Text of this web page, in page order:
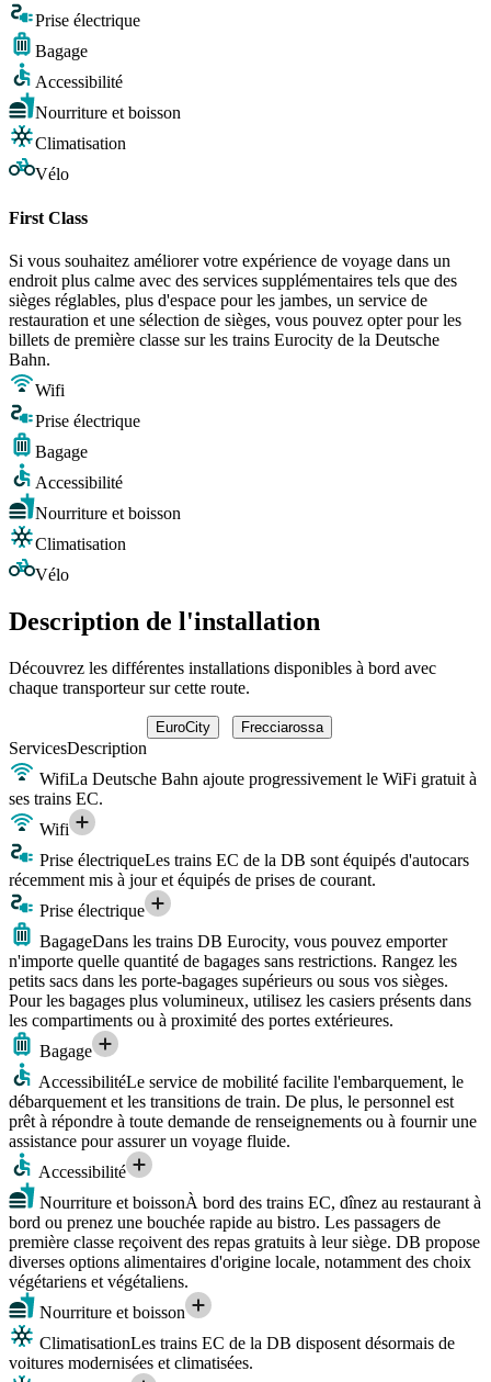
Prise électrique
Bagage
Accessibilité
Nourriture et boisson
Climatisation
Vélo
First Class
Si vous souhaitez améliorer votre expérience de voyage dans un
endroit plus calme avec des services supplémentaires tels que des
sièges réglables, plus d'espace pour les jambes, un service de
restauration et une sélection de sièges, vous pouvez opter pour les
billets de première classe sur les trains Eurocity de la Deutsche
Bahn.
Wifi
Prise électrique
Bagage
Accessibilité
Nourriture et boisson
Climatisation
Vélo
Description de l'installation
Découvrez les différentes installations disponibles à bord avec
chaque transporteur sur cette route.
EuroCity Frecciarossa
ServicesDescription
WifiLa Deutsche Bahn ajoute progressivement le WiFi gratuit à
ses trains EC.
Wifi
Prise électriqueLes trains EC de la DB sont équipés d'autocars
récemment mis à jour et équipés de prises de courant.
Prise électrique
BagageDans les trains DB Eurocity, vous pouvez emporter
n'importe quelle quantité de bagages sans restrictions. Rangez les
petits sacs dans les porte-bagages supérieurs ou sous vos sièges.
Pour les bagages plus volumineux, utilisez les casiers présents dans
les compartiments ou à proximité des portes extérieures.
Bagage
AccessibilitéLe service de mobilité facilite l'embarquement, le
débarquement et les transitions de train. De plus, le personnel est
prêt à répondre à toute demande de renseignements ou à fournir une
assistance pour assurer un voyage fluide.
Accessibilité
Nourriture et boissonÀ bord des trains EC, dînez au restaurant à
bord ou prenez une bouchée rapide au bistro. Les passagers de
première classe reçoivent des repas gratuits à leur siège. DB propose
diverses options alimentaires d'origine locale, notamment des choix
végétariens et végétaliens.
Nourriture et boisson
ClimatisationLes trains EC de la DB disposent désormais de
voitures modernisées et climatisées.